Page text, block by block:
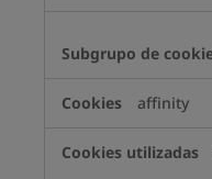
affinity